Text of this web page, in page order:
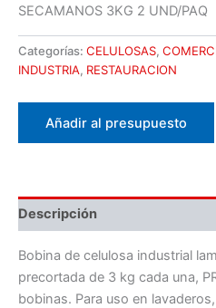
SECAMANOS 3KG 2 UND/PAQ
Categorías: CELULOSAS,
INDUSTRIA, RESTAURACION
Añadir al presupuesto
Descripción
Bobina de celulosa industrial
precortada de 3 kg cada una,
bobinas. Para uso en